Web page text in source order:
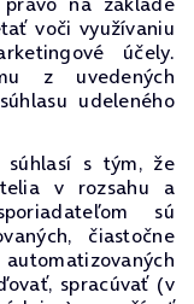
voči využívaniu
účely.
z uvedených
udeleného
s tým, že
v rozsahu a
sú
čiastočne
spracúvať (v